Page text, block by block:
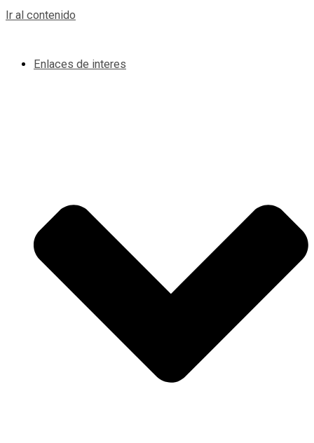
Ir al contenido
Enlaces de interes